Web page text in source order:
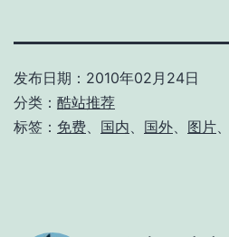
发布日期： 2010年02月24日
分类： 酷站推荐
标签： 免费 国内 国外 图片